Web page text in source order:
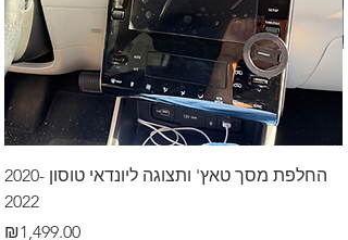
החלפת מסך טאץ' ותצוגה ליונדאי טוסון 2020-
2022
Price
₪1,499.00